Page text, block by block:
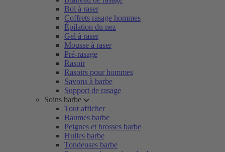
Bol à raser
Coffrets rasage hommes
Épilation du nez
Gel à raser
Mousse à raser
Pré-rasage
Rasoir
Rasoirs pour hommes
Savons à barbe
Support de rasage
Soins barbe
Tout afficher
Baumes barbe
Peignes et brosses barbe
Huiles barbe
Tondeuses barbe